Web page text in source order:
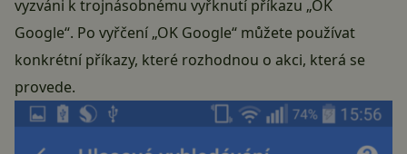
vyzváni k trojnásobnému vyřknutí příkazu „OK
Google“. Po vyřčení „OK Google“ můžete používat
konkrétní příkazy, které rozhodnou o akci, která se
provede.